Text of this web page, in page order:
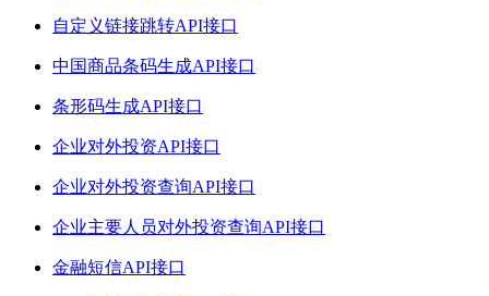
自定义链接跳转API接口
中国商品条码生成API接口
条形码生成API接口
企业对外投资API接口
企业对外投资查询API接口
企业主要人员对外投资查询API接口
金融短信API接口